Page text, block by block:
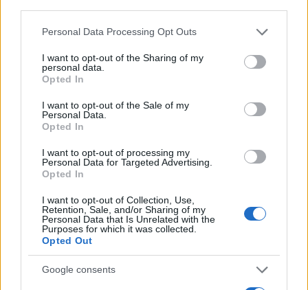
Please note that this website/app uses one or more Google
not limited to your visit or usage behaviour. You may click to
grant or deny consent to Google and its third-party tags to
use your data for below specified purposes in below Google
consent section.
Personal Data Processing Opt Outs
I want to opt-out of the Sharing of my
personal data.
Opted In
I want to opt-out of the Sale of my
Personal Data.
Opted In
I want to opt-out of processing my
Personal Data for Targeted Advertising.
Opted In
I want to opt-out of Collection, Use,
Retention, Sale, and/or Sharing of my
Personal Data that Is Unrelated with the
Purposes for which it was collected.
Opted Out
Google consents
τραυματία φίλο). Ομόφωνα για συμπλοκή με τη
μορφή της επίθεσης, εξαιτίας της οποίας επήλθε
θάνατος με αθλητική αναφορά και κατοχή
του Αθλητικού Νόμου), όπως επίσης, κατά
περίπτωση, για παράνομη οπλοφορία και
οπλοχρησία.
Κανένα ελαφρυντικό
Υπενθυμίζεται ότι το δικαστήριο δεν αναγνώρισε
κανένα ελαφρυντικό στους 12 καταδικασθέντες για
τη δολοφονία του Άλκη Καμπανού και τον